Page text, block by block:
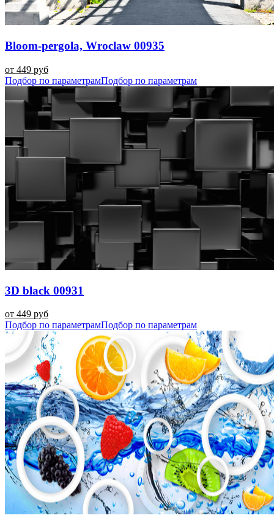
Bloom-pergola, Wroclaw 00935
от 449 руб
Подбор по параметрамПодбор по параметрам
3D black 00931
от 449 руб
Подбор по параметрамПодбор по параметрам